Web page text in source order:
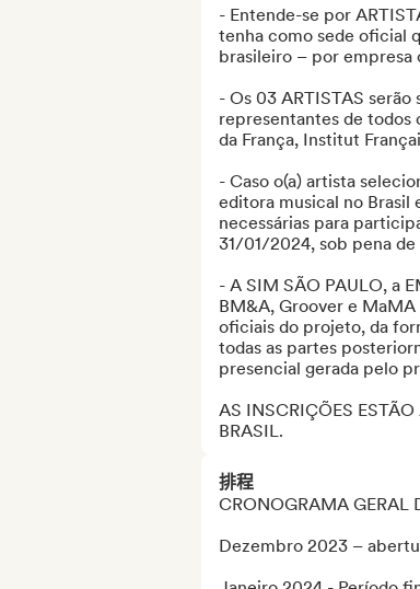
- Entende-se por
tenha como sede oficial
brasileiro – por empresa
- Os 03 ARTISTAS
representantes de todos
da França, Institut
- Caso o(a) artista
editora musical no Brasil
necessárias para
31/01/2024, sob pena
- A SIM SÃO PAULO, a
BM&A, Groover e
oficiais do projeto, da
todas as partes
presencial gerada pelo
AS INSCRIÇÕES
BRASIL.
排程
CRONOGRAMA GERAL
Dezembro 2023 –